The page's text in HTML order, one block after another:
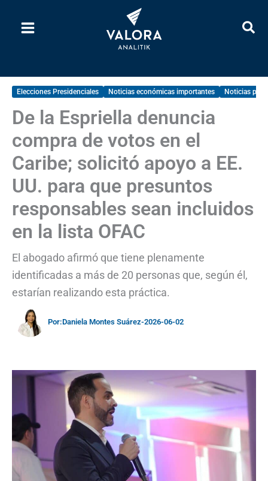
Elecciones Presidenciales Noticias económicas importantes Noticias
De la Espriella denuncia
compra de votos en el
Caribe; solicitó apoyo a EE.
UU. para que presuntos
responsables sean incluidos
en la lista OFAC
El abogado afirmó que tiene plenamente
identificadas a más de 20 personas que, según él,
estarían realizando esta práctica.
Por:Daniela Montes Suárez-2026-06-02